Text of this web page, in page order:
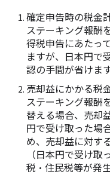
確定申告時の税金
ステーキング報酬
得税申告にあたっ
ますが、日本円で
認の手間が省けます
売却益にかかる税
ステーキング報酬
替える場合、売却
円で受け取った場
め、売却益に対す
（日本円で受け
税・住民税等が発